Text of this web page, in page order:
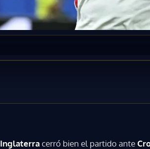
Inglaterracerró bien el partido ante